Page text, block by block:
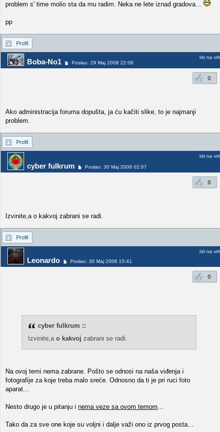
problem s' time molio sta da mu radim. Neka ne lete iznad gradova...
pp
Profil
Boba-No1 Poslao: 29 Maj 2008 22:08
Idi na vrh
0
Ako administracija foruma dopušta, ja ću kačiti slike, to je najmanji
problem.
Profil
cyber fulkrum Poslao: 30 Maj 2008 02:07
Idi na vrh
0
Izvinite,a o kakvoj zabrani se radi.
Profil
Leonardo Poslao: 30 Maj 2008 15:41
Idi na vrh
0
cyber fulkrum ::
Izvinite,a o kakvoj zabrani se radi.
Na ovoj temi nema zabrane. Pošto se odnosi na naša viđenja i
fotografije za koje treba malo sreće. Odnosno da ti je pri ruci foto
aparat...
Nesto drugo je u pitanju i nema veze sa ovom temom...
Tako da za sve one koje su voljni i dalje važi ono iz prvog posta...